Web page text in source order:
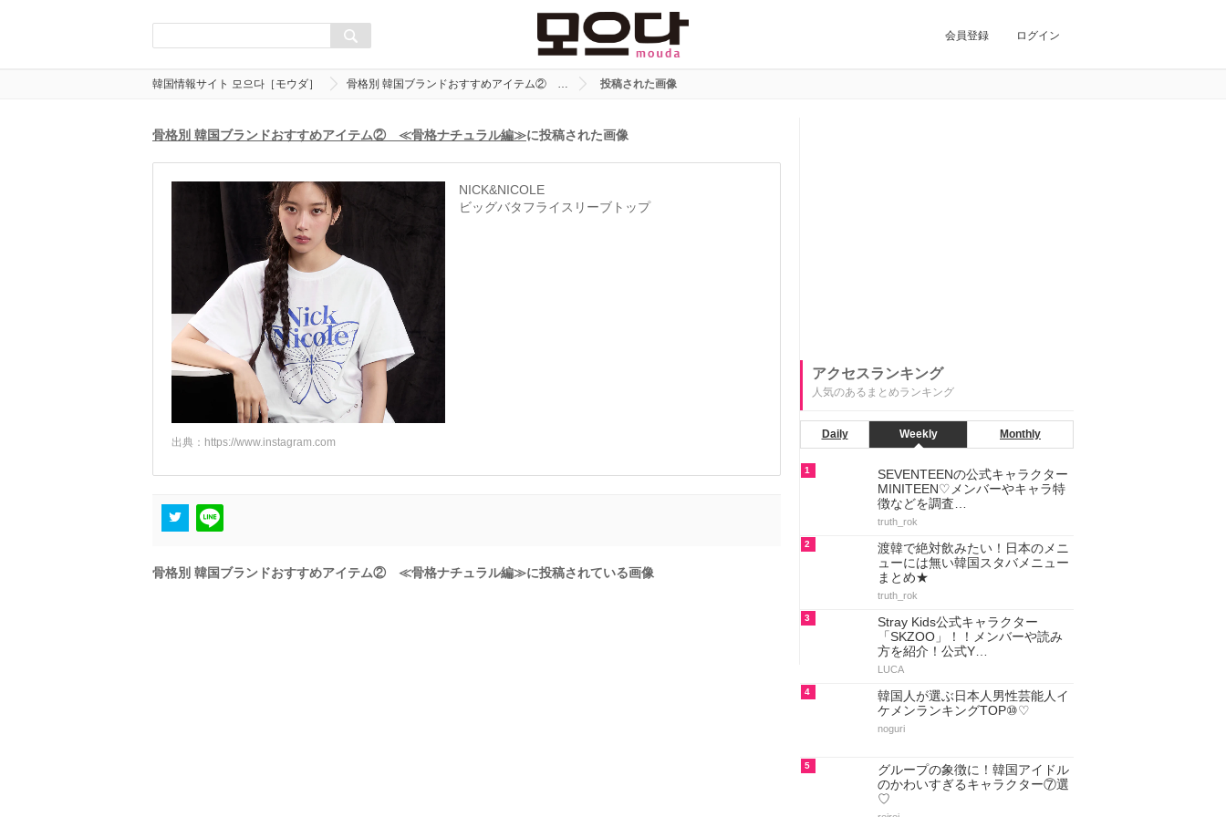
会員登録 ログイン
韓国情報サイト 모으다［モウダ］ 骨格別 韓国ブランドおすすめアイテム② … 投稿された画像
骨格別 韓国ブランドおすすめアイテム② ≪骨格ナチュラル編≫に投稿された画像
NICK&NICOLE
ビッグバタフライスリーブトップ
出典： https://www.instagram.com
骨格別 韓国ブランドおすすめアイテム② ≪骨格ナチュラル編≫に投稿されている画像
アクセスランキング
人気のあるまとめランキング
Daily Weekly Monthly
1
SEVENTEENの公式キャラクター
MINITEEN♡メンバーやキャラ特
徴などを調査…
truth_rok
2
渡韓で絶対飲みたい！日本のメニ
ューには無い韓国スタバメニュー
まとめ★
truth_rok
3
Stray Kids公式キャラクター
「SKZOO」！！メンバーや読み
方を紹介！公式Y…
LUCA
4
韓国人が選ぶ日本人男性芸能人イ
ケメンランキングTOP⑩♡
noguri
5
グループの象徴に！韓国アイドル
のかわいすぎるキャラクター⑦選
♡